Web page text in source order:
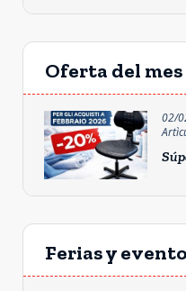
Oferta del mes
02/
Ferias y